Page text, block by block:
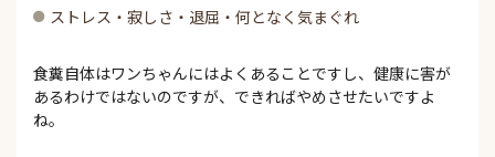
ストレス・寂しさ・退屈・何となく気まぐれ
食糞自体はワンちゃんにはよくあることですし、健康に害が
あるわけではないのですが、できればやめさせたいですよ
ね。